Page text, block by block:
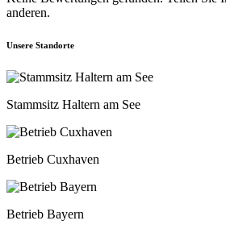
anderen.
Unsere Standorte
Stammsitz Haltern am See
Betrieb Cuxhaven
Betrieb Bayern